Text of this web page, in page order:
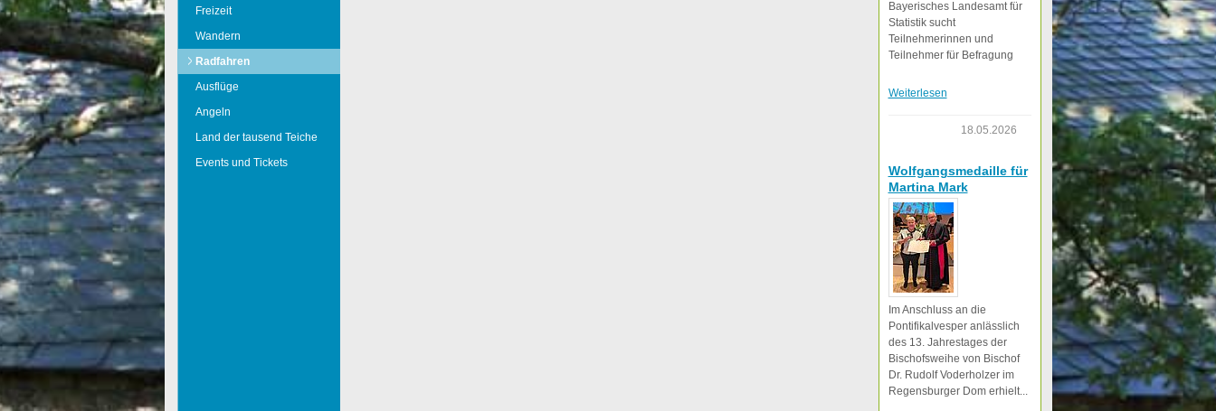
Freizeit
Wandern
Radfahren
Ausflüge
Angeln
Land der tausend Teiche
Events und Tickets
Bayerisches Landesamt für
Statistik sucht
Teilnehmerinnen und
Teilnehmer für Befragung
Weiterlesen
18.05.2026
Wolfgangsmedaille für
Martina Mark
Im Anschluss an die
Pontifikalvesper anlässlich
des 13. Jahrestages der
Bischofsweihe von Bischof
Dr. Rudolf Voderholzer im
Regensburger Dom erhielt...